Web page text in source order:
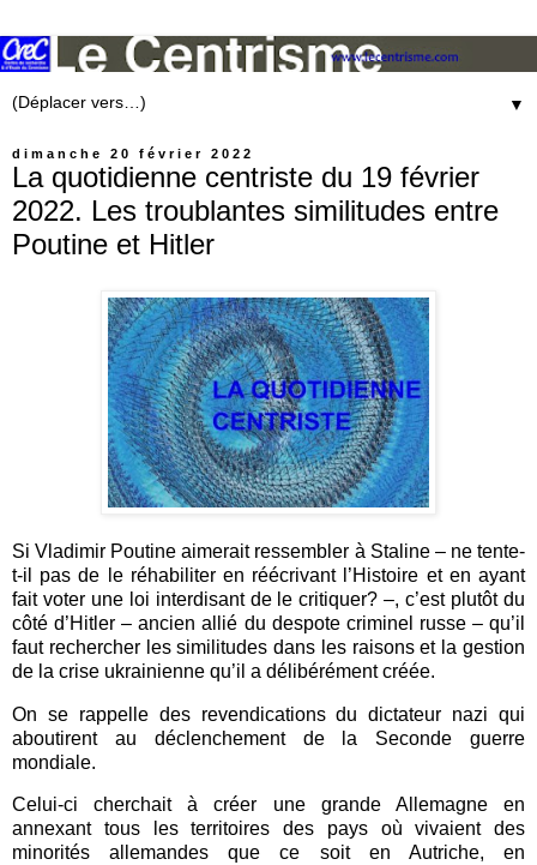
▼
dimanche 20 février 2022
La quotidienne centriste du 19 février
2022. Les troublantes similitudes entre
Poutine et Hitler
Si Vladimir Poutine aimerait ressembler à Staline – ne tente-
t-il pas de le réhabiliter en réécrivant l’Histoire et en ayant
fait voter une loi interdisant de le critiquer? –, c’est plutôt du
côté d’Hitler – ancien allié du despote criminel russe – qu’il
faut rechercher les similitudes dans les raisons et la gestion
de la crise ukrainienne qu’il a délibérément créée.
On se rappelle des revendications du dictateur nazi qui
aboutirent au déclenchement de la Seconde guerre
mondiale.
Celui-ci cherchait à créer une grande Allemagne en
annexant tous les territoires des pays où vivaient des
minorités allemandes que ce soit en Autriche, en